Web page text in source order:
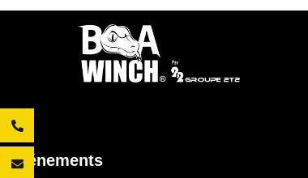
Événements